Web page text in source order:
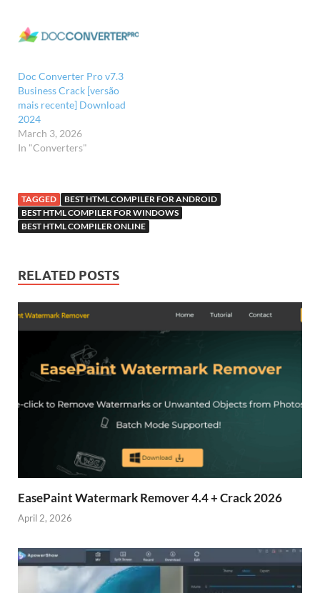
Doc Converter Pro v7.3
Business Crack [versão
mais recente] Download
2024
March 3, 2026
In "Converters"
TAGGED
BEST HTML COMPILER FOR ANDROID
BEST HTML COMPILER FOR WINDOWS
BEST HTML COMPILER ONLINE
RELATED POSTS
EasePaint Watermark Remover 4.4 + Crack 2026
April 2, 2026